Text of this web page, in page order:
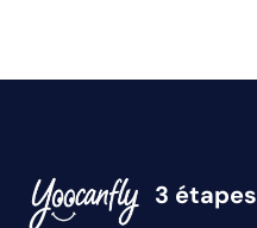
3 étapes